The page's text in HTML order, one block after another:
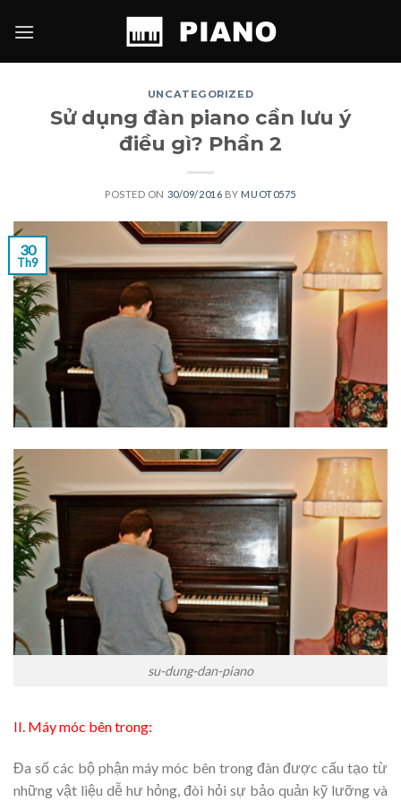
UNCATEGORIZED
Sử dụng đàn piano cần lưu ý
điều gì? Phần 2
POSTED ON 30/09/2016 BY MUOT0575
30
Th9
su-dung-dan-piano
II. Máy móc bên trong:
Đa số các bộ phận máy móc bên trong đàn được cấu tạo từ
những vật liệu dễ hư hỏng, đòi hỏi sự bảo quản kỹ lưỡng và